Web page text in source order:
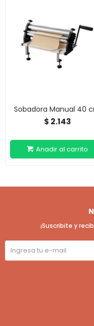
Sobadora Manual 40
$ 2.143
¡Suscribite y